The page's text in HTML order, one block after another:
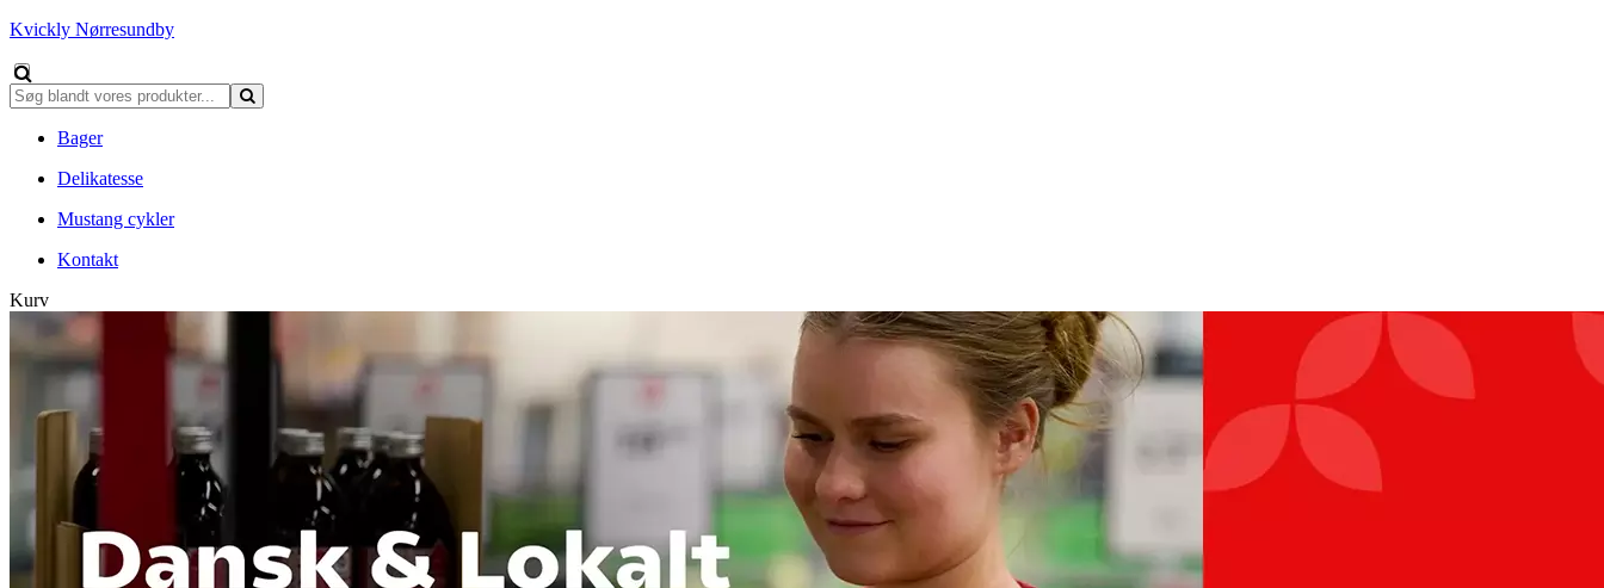
Kvickly Nørresundby
Bager
Delikatesse
Mustang cykler
Kontakt
Kurv